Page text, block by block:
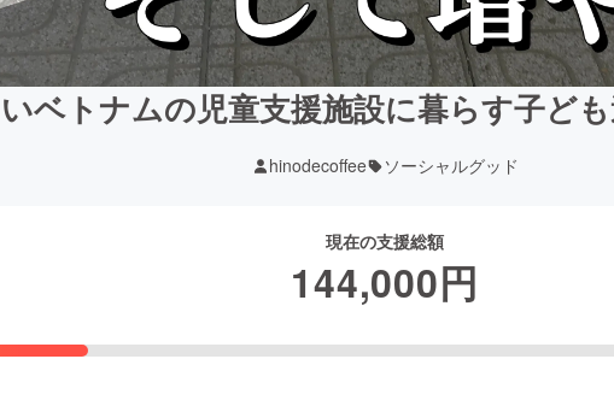
ベトナムの児童支援施設に暮らす子ど
hinodecoffee ソーシャルグッド
現在の支援総額
144,000円